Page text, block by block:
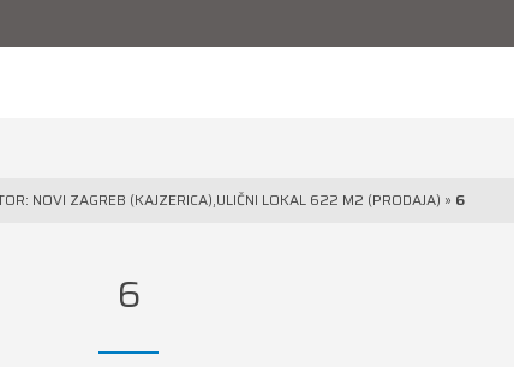
NOVI ZAGREB (KAJZERICA),ULIČNI LOKAL 622 M2 (PRODAJA) » 6
6